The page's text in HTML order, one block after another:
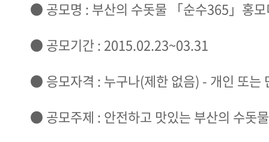
● 공모명 : 부산의 수돗물 「순수365」홍모
● 공모기간 : 2015.02.23~03.31
● 응모자격 : 누구나(제한 없음) - 개인 또는
● 공모주제 : 안전하고 맛있는 부산의 수돗